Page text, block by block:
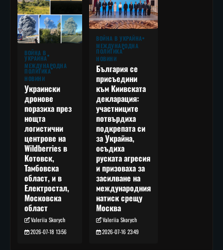
ВОЙНА В
УКРАЙНА
МЕЖДУНАРОДНА
ПОЛИТИКА
НОВИНИ
Украински
дронове
поразиха през
нощта
логистични
центрове на
Wildberries в
Котовск,
Тамбовска
област, и в
Електростал,
Московска
област
Valeriia Skorych
2026-07-18 13:56
ВОЙНА В УКРАЙНА
МЕЖДУНАРОДНА
ПОЛИТИКА
НОВИНИ
България се
присъедини
към Киивската
декларация:
участниците
потвърдиха
подкрепата си
за Украйна,
осъдиха
руската агресия
и призоваха за
засилване на
международния
натиск срещу
Москва
Valeriia Skorych
2026-07-16 23:49